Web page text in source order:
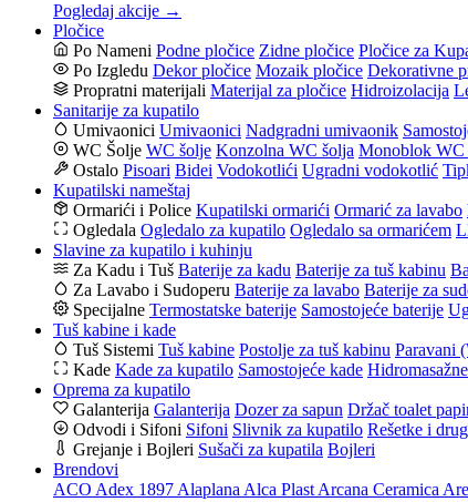
Pogledaj akcije →
Pločice
Po Nameni Podne pločice Zidne pločice Pločice za
Po Izgledu Dekor pločice Mozaik pločice Dekorativne
Propratni materijali Materijal za pločice Hidroizolacija
Sanitarije za kupatilo
Umivaonici Umivaonici Nadgradni umivaonik
WC Šolje WC šolje Konzolna WC šolja Monoblok WC
Ostalo Pisoari Bidei Vodokotlići Ugradni vodokotlić
Kupatilski nameštaj
Ormarići i Police Kupatilski ormarići Ormarić za lavabo
Ogledala Ogledalo za kupatilo Ogledalo sa ormarićem
Slavine za kupatilo i kuhinju
Za Kadu i Tuš Baterije za kadu Baterije za tuš kabinu
Za Lavabo i Sudoperu Baterije za lavabo Baterije za
Specijalne Termostatske baterije Samostojeće baterije
Tuš kabine i kade
Tuš Sistemi Tuš kabine Postolje za tuš kabinu Paravani
Kade Kade za kupatilo Samostojeće kade
Oprema za kupatilo
Galanterija Galanterija Dozer za sapun Držač toalet
Odvodi i Sifoni Sifoni Slivnik za kupatilo Rešetke i
Grejanje i Bojleri Sušači za kupatila Bojleri
Brendovi
ACO Adex 1897 Alaplana Alca Plast Arcana Ceramica